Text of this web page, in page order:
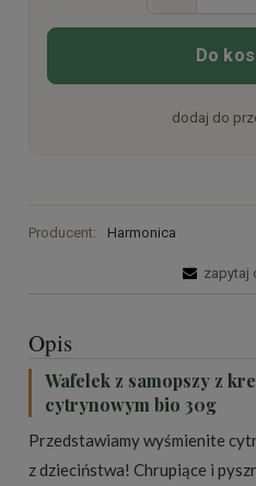
Do
dodaj do
Producent: Harmonica
zapytaj
Opis
Wafelek z samopszy z
cytrynowym bio 30g
Przedstawiamy wyśmienite
z dzieciństwa! Chrupiące i